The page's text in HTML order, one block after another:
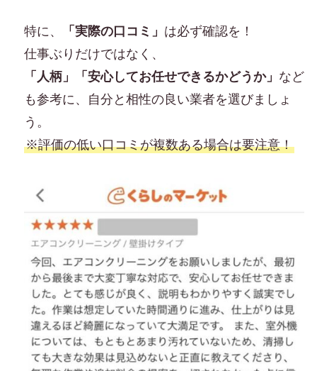
特に、 「実際の口コミ」 は必ず確認を！
仕事ぶりだけではなく、
「人柄」「安心してお任せできるかどうか」 など
も参考に、自分と相性の良い業者を選びましょ
う。
※評価の低い口コミが複数ある場合は要注意！